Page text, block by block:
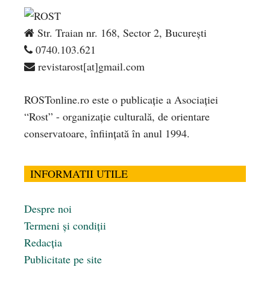
Str. Traian nr. 168, Sector 2, București
0740.103.621
revistarost[at]gmail.com
ROSTonline.ro este o publicaţie a Asociaţiei
“Rost” - organizaţie culturală, de orientare
conservatoare, înfiinţată în anul 1994.
INFORMATII UTILE
Despre noi
Termeni și condiții
Redacția
Publicitate pe site